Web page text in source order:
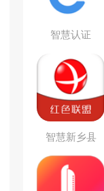
智慧认证
智慧新乡县